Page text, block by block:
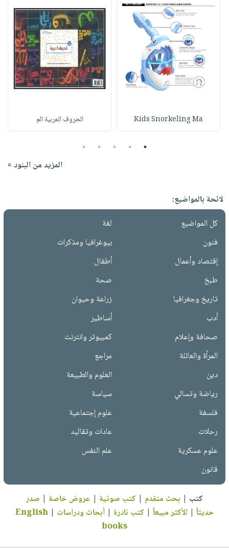
Kids Snorkeling Ma الحروف العربية الم
1
2
3
4
5
المزيد من البنود »
لائحة بالمواضيع:
كل المواضيع
لغة
فنون
بيوغرافيا ومذكرات
إقتصاد وأعمال
أطفال
طبخ
صحة
تاريخ وجغرافيا
زراعة وحيوان
أدب
أساطير
صحافة وإعلام
كمبيوتر وانترنت
المرأة والعائلة
مراجع
دين
العلوم والطبيعة
رياضة وتسالي
سياسة
فلسفة
علوم إجتماعية
رحلات
عادات وتقاليد
علوم عسكرية
علم النفس
قانون
كتب | بحث متقدم | كتب صوتية | عروض خاصة | صدر
حديثاً |الأكثر مبيعاً | كتب نادرة |أبحاث ودراسات |
English
books